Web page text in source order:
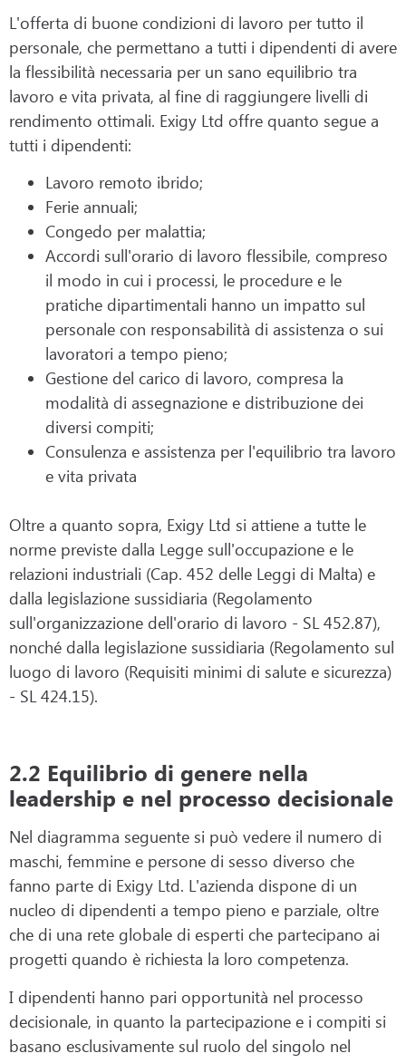
L'offerta di buone condizioni di lavoro per tutto il
personale, che permettano a tutti i dipendenti di avere
la flessibilità necessaria per un sano equilibrio tra
lavoro e vita privata, al fine di raggiungere livelli di
rendimento ottimali. Exigy Ltd offre quanto segue a
tutti i dipendenti:
Lavoro remoto ibrido;
Ferie annuali;
Congedo per malattia;
Accordi sull'orario di lavoro flessibile, compreso
il modo in cui i processi, le procedure e le
pratiche dipartimentali hanno un impatto sul
personale con responsabilità di assistenza o sui
lavoratori a tempo pieno;
Gestione del carico di lavoro, compresa la
modalità di assegnazione e distribuzione dei
diversi compiti;
Consulenza e assistenza per l'equilibrio tra lavoro
e vita privata
Oltre a quanto sopra, Exigy Ltd si attiene a tutte le
norme previste dalla Legge sull'occupazione e le
relazioni industriali (Cap. 452 delle Leggi di Malta) e
dalla legislazione sussidiaria (Regolamento
sull'organizzazione dell'orario di lavoro - SL 452.87),
nonché dalla legislazione sussidiaria (Regolamento sul
luogo di lavoro (Requisiti minimi di salute e sicurezza)
- SL 424.15).
2.2 Equilibrio di genere nella
leadership e nel processo decisionale
Nel diagramma seguente si può vedere il numero di
maschi, femmine e persone di sesso diverso che
fanno parte di Exigy Ltd. L'azienda dispone di un
nucleo di dipendenti a tempo pieno e parziale, oltre
che di una rete globale di esperti che partecipano ai
progetti quando è richiesta la loro competenza.
I dipendenti hanno pari opportunità nel processo
decisionale, in quanto la partecipazione e i compiti si
basano esclusivamente sul ruolo del singolo nel